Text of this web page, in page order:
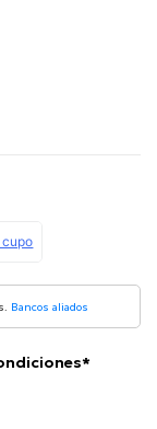
Bancos aliados